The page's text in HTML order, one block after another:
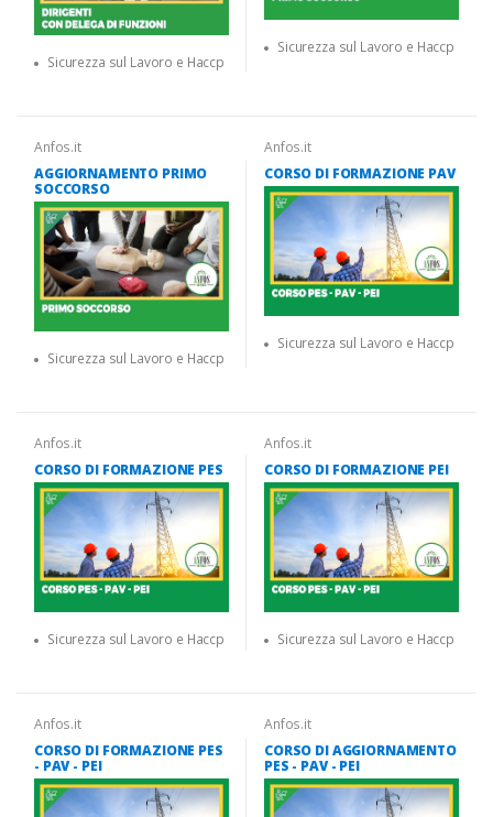
Sicurezza sul Lavoro e Haccp
Sicurezza sul Lavoro e Haccp
Anfos.it
AGGIORNAMENTO PRIMO
SOCCORSO
Sicurezza sul Lavoro e Haccp
Anfos.it
CORSO DI FORMAZIONE PAV
Sicurezza sul Lavoro e Haccp
Anfos.it
CORSO DI FORMAZIONE PES
Sicurezza sul Lavoro e Haccp
Anfos.it
CORSO DI FORMAZIONE PEI
Sicurezza sul Lavoro e Haccp
Anfos.it
CORSO DI FORMAZIONE PES
- PAV - PEI
Anfos.it
CORSO DI AGGIORNAMENTO
PES - PAV - PEI